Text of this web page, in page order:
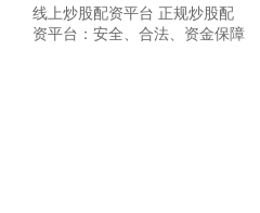
线上炒股配资平台 正规炒股配
资平台：安全、合法、资金保障